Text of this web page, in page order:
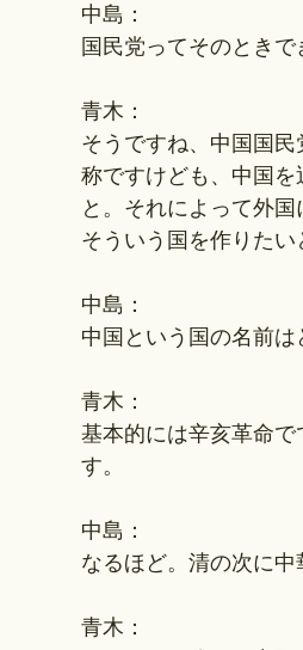
中島：
国民党ってそのときで
青木：
そうですね、中国国
称ですけども、中国を
と。それによって外国
そういう国を作りたい
中島：
中国という国の名前は
青木：
基本的には辛亥革命
す。
中島：
なるほど。清の次に中
青木：